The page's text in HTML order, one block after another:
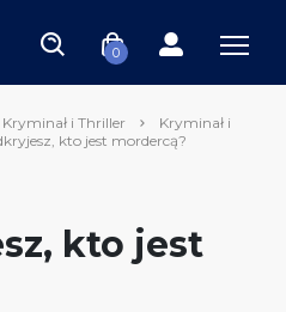
0
Kryminał i Thriller
Kryminał i
kto jest mordercą?
kto jest